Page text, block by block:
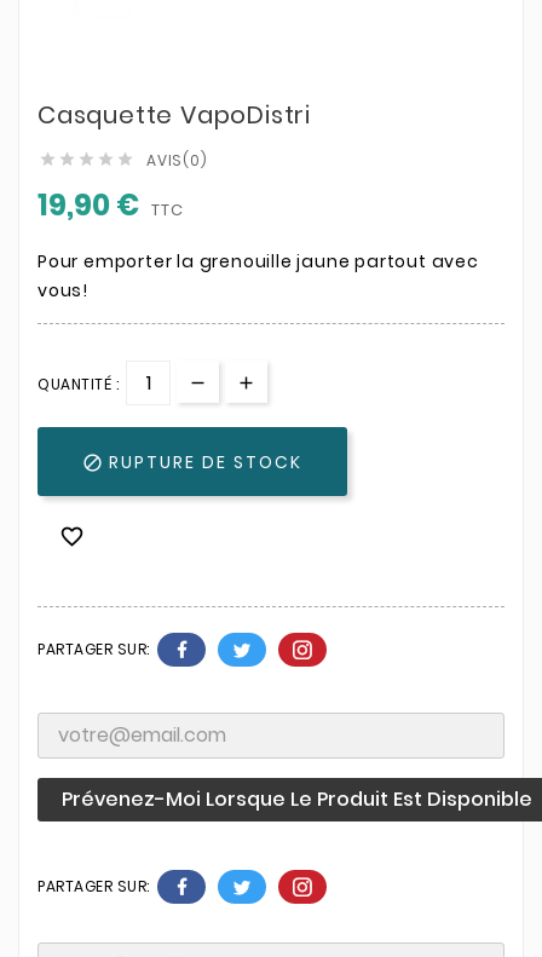
Casquette VapoDistri
     AVIS(0)
19,90 € TTC
Pour emporter la grenouille jaune partout avec
vous!
QUANTITÉ :
 RUPTURE DE STOCK

PARTAGER SUR:
Prévenez-Moi Lorsque Le Produit Est Disponible
PARTAGER SUR: